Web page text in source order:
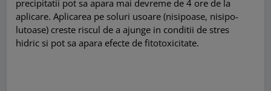
precipitatii pot sa apara mai devreme de 4 ore de la
aplicare. Aplicarea pe soluri usoare (nisipoase, nisipo-
lutoase) creste riscul de a ajunge in conditii de stres
hidric si pot sa apara efecte de fitotoxicitate.